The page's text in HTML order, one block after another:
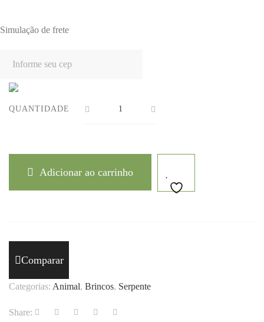
Simulação de frete
QUANTIDADE
Adicionar ao carrinho
Comparar
Categorias: Animal, Brincos, Serpente
Share: